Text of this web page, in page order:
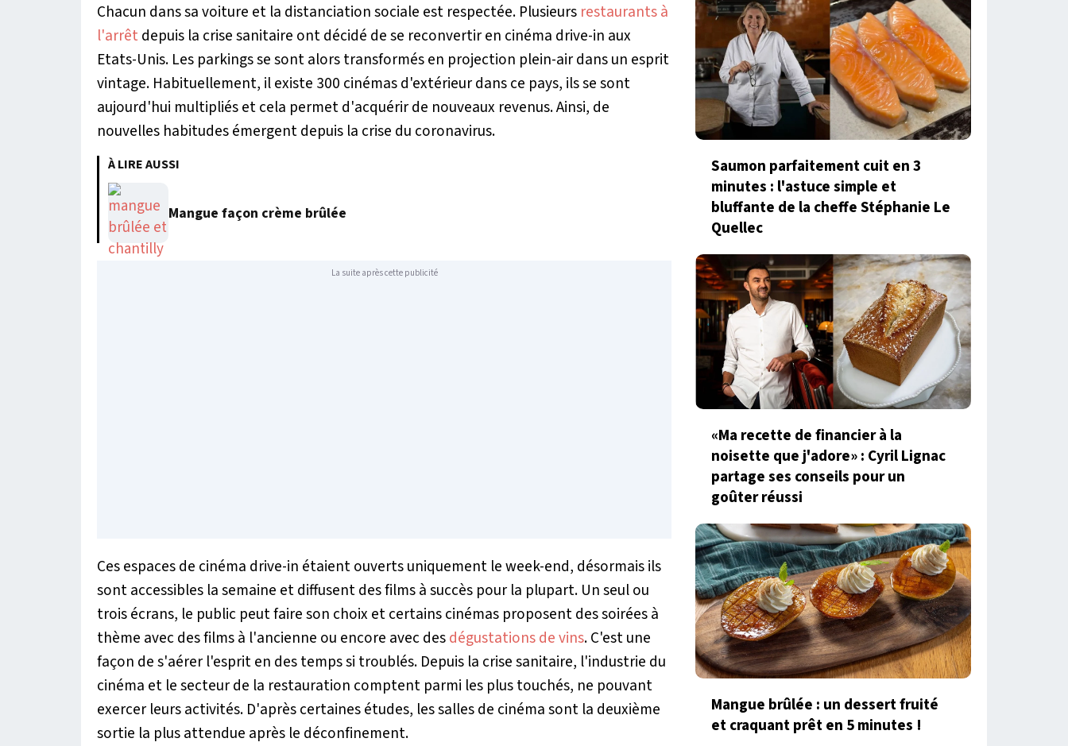
Chacun dans sa voiture et la distanciation sociale est respectée. Plusieurs restaurants à
l'arrêtdepuis la crise sanitaire ont décidé de se reconvertir en cinéma drive-in aux
Etats-Unis. Les parkings se sont alors transformés en projection plein-air dans un esprit
vintage. Habituellement, il existe 300 cinémas d'extérieur dans ce pays, ils se sont
aujourd'hui multipliés et cela permet d'acquérir de nouveaux revenus. Ainsi, de
nouvelles habitudes émergent depuis la crise du coronavirus.
À LIRE AUSSI
Mangue façon crème brûlée
La suite après cette publicité
Ces espaces de cinéma drive-in étaient ouverts uniquement le week-end, désormais ils
sont accessibles la semaine et diffusent des films à succès pour la plupart. Un seul ou
trois écrans, le public peut faire son choix et certains cinémas proposent des soirées à
thème avec des films à l'ancienne ou encore avec desdégustations de vins. C'est une
façon de s'aérer l'esprit en des temps si troublés. Depuis la crise sanitaire, l'industrie du
cinéma et le secteur de la restauration comptent parmi les plus touchés, ne pouvant
exercer leurs activités. D'après certaines études, les salles de cinéma sont la deuxième
sortie la plus attendue après le déconfinement.
Saumon parfaitement cuit en 3
minutes : l'astuce simple et
bluffante de la cheffe Stéphanie Le
Quellec
«Ma recette de financier à la
noisette que j'adore» : Cyril Lignac
partage ses conseils pour un
goûter réussi
Mangue brûlée : un dessert fruité
et craquant prêt en 5 minutes !